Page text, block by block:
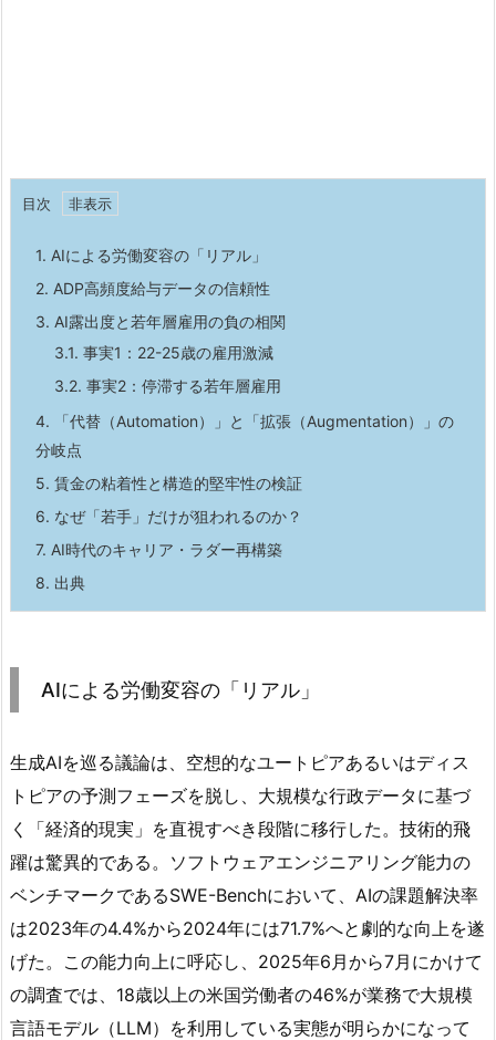
目次
1. AIによる労働変容の「リアル」
2. ADP高頻度給与データの信頼性
3. AI露出度と若年層雇用の負の相関
3.1. 事実1：22-25歳の雇用激減
3.2. 事実2：停滞する若年層雇用
4. 「代替（Automation）」と「拡張（Augmentation）」の
分岐点
5. 賃金の粘着性と構造的堅牢性の検証
6. なぜ「若手」だけが狙われるのか？
7. AI時代のキャリア・ラダー再構築
8. 出典
AIによる労働変容の「リアル」
生成AIを巡る議論は、空想的なユートピアあるいはディス
トピアの予測フェーズを脱し、大規模な行政データに基づ
く「経済的現実」を直視すべき段階に移行した。技術的飛
躍は驚異的である。ソフトウェアエンジニアリング能力の
ベンチマークであるSWE-Benchにおいて、AIの課題解決率
は2023年の4.4%から2024年には71.7%へと劇的な向上を遂
げた。この能力向上に呼応し、2025年6月から7月にかけて
の調査では、18歳以上の米国労働者の46%が業務で大規模
言語モデル（LLM）を利用している実態が明らかになって